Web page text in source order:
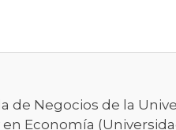
de Negocios de la
Economía